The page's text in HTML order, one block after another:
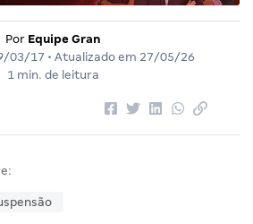
Por Equipe Gran
03/17 • Atualizado em 27/05/26
1 min. de leitura